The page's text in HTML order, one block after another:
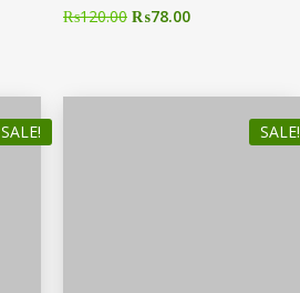
₨120.00 ₨78.00
SALE! SALE!